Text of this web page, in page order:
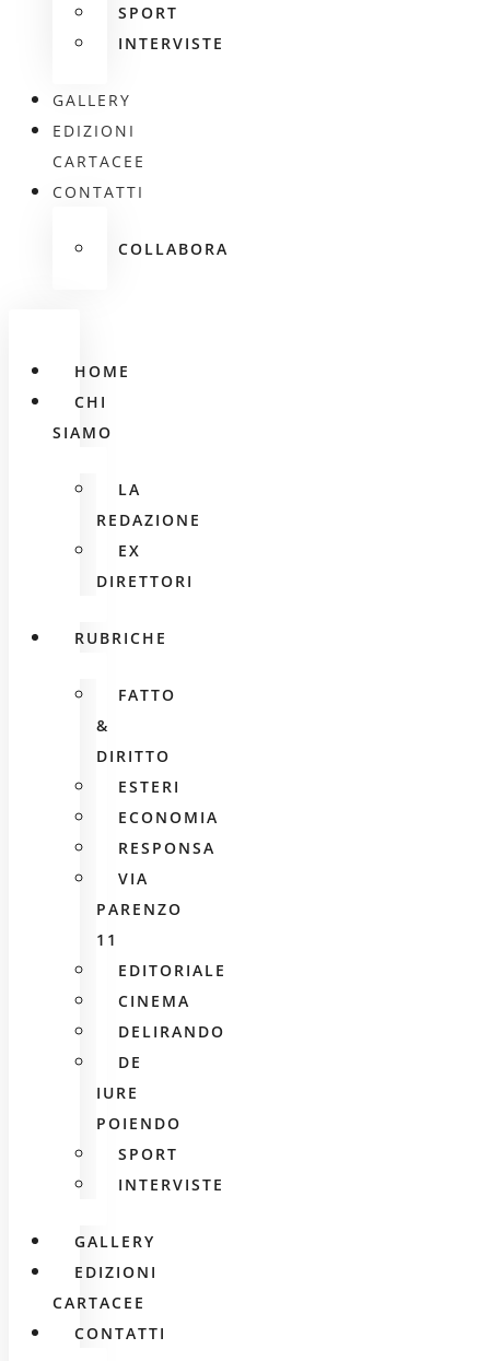
SPORT
INTERVISTE
GALLERY
EDIZIONI
CARTACEE
CONTATTI
COLLABORA
HOME
CHI
SIAMO
LA
REDAZIONE
EX
DIRETTORI
RUBRICHE
FATTO
&
DIRITTO
ESTERI
ECONOMIA
RESPONSA
VIA
PARENZO
11
EDITORIALE
CINEMA
DELIRANDO
DE
IURE
POIENDO
SPORT
INTERVISTE
GALLERY
EDIZIONI
CARTACEE
CONTATTI